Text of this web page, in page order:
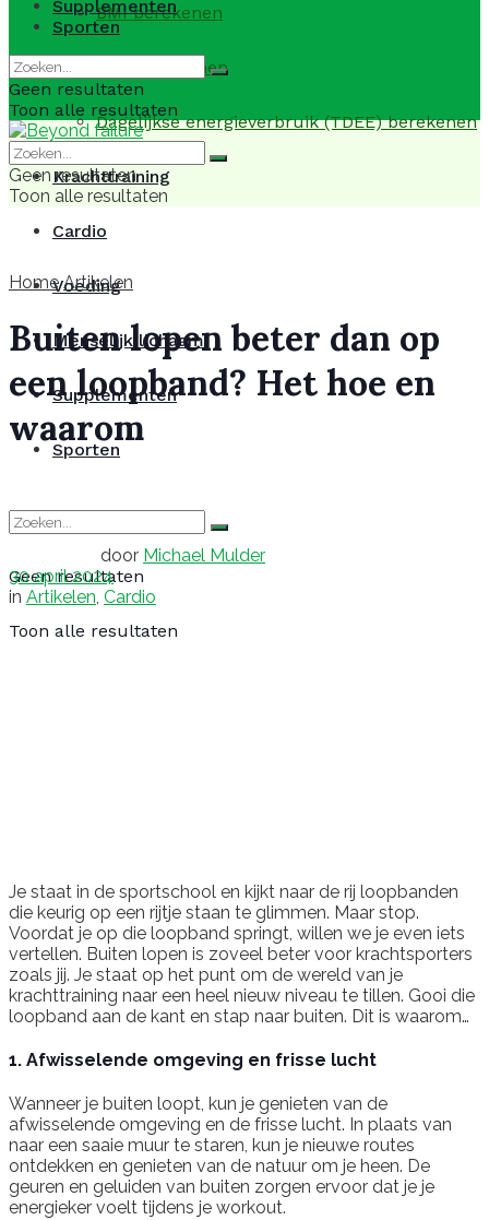
BMI berekenen
BMR berekenen
Dagelijkse energieverbruik (TDEE) berekenen
Krachttraining
Cardio
Voeding
Menselijk lichaam
Supplementen
Sporten
Geen resultaten
Toon alle resultaten
Supplementen
Sporten
Geen resultaten
Toon alle resultaten
Geen resultaten
Toon alle resultaten
Home Artikelen
Buiten lopen beter dan op
een loopband? Het hoe en
waarom
door Michael Mulder
30 april 2024
in Artikelen, Cardio
Je staat in de sportschool en kijkt naar de rij loopbanden
die keurig op een rijtje staan te glimmen. Maar stop.
Voordat je op die loopband springt, willen we je even iets
vertellen. Buiten lopen is zoveel beter voor krachtsporters
zoals jij. Je staat op het punt om de wereld van je
krachttraining naar een heel nieuw niveau te tillen. Gooi die
loopband aan de kant en stap naar buiten. Dit is waarom…
1. Afwisselende omgeving en frisse lucht
Wanneer je buiten loopt, kun je genieten van de
afwisselende omgeving en de frisse lucht. In plaats van
naar een saaie muur te staren, kun je nieuwe routes
ontdekken en genieten van de natuur om je heen. De
geuren en geluiden van buiten zorgen ervoor dat je je
energieker voelt tijdens je workout.